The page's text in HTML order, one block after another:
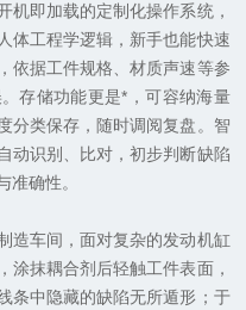
即加载的定制化操作系统，
体工程学逻辑，新手也能快速
依据工件规格、材质声速等参
存储功能更是*，可容纳海量
分类保存，随时调阅复盘。智
动识别、比对，初步判断缺陷
准确性。
车间，面对复杂的发动机缸
涂抹耦合剂后轻触工件表面，
条中隐藏的缺陷无所遁形；于